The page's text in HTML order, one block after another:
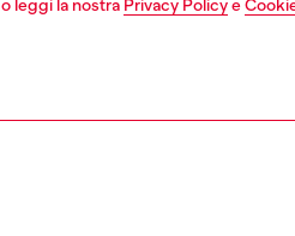
o leggi la nostra Privacy Policye